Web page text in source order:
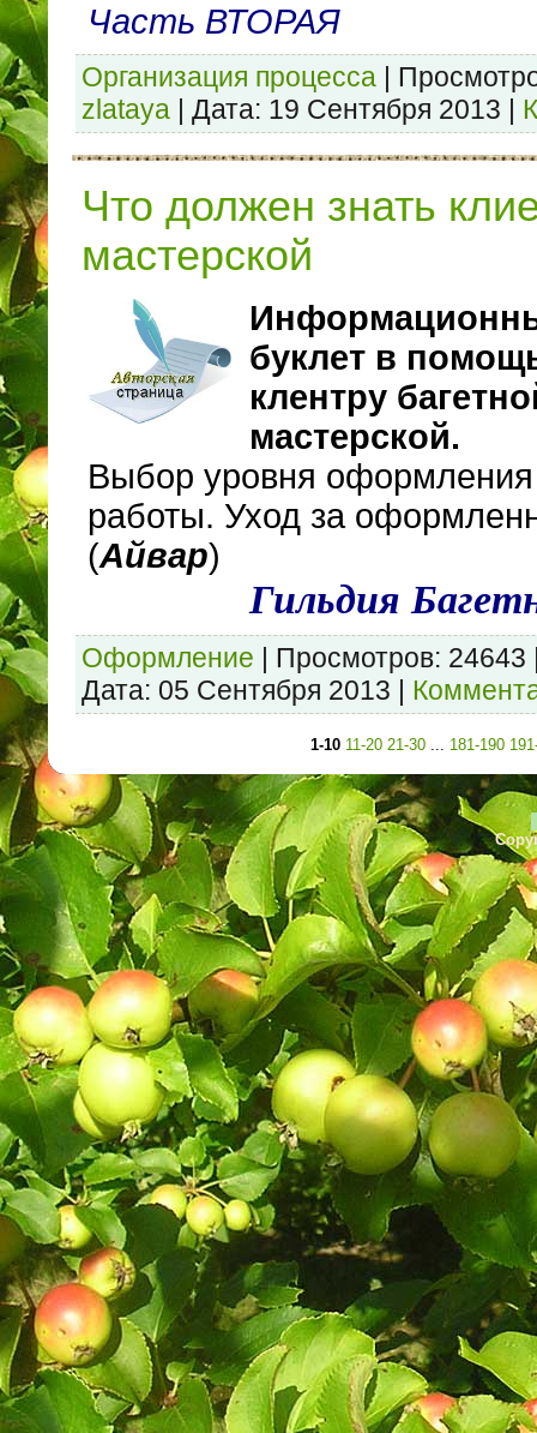
Часть ВТОРАЯ
Организация процесса |
zlataya | Дата: 19 Сентября 2013 |
Что должен знать
мастерской
буклет в
клентру
мастерской.
Выбор уровня
работы. Уход за
(Айвар)
Гильдия
Оформление | Просмотров: 24643
Дата: 05 Сентября 2013 |
1-10 11-20 21-30 181-190